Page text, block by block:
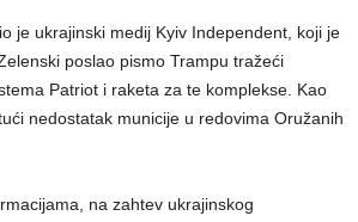
je ukrajinski medij Kyiv Independent, koji je
poslao pismo Trampu tražeći
Patriot i raketa za te komplekse. Kao
nedostatak municije u redovima Oružanih
na zahtev ukrajinskog